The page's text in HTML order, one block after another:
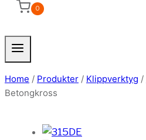
0
Home / Produkter / Klippverktyg /
Betongkross